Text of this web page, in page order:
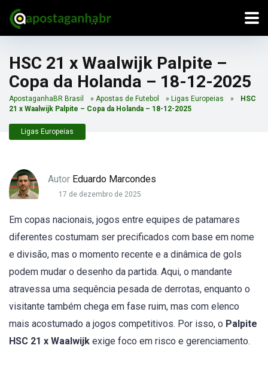
HSC 21 x Waalwijk Palpite –
Copa da Holanda – 18-12-2025
ApostaganhaBR Brasil » Apostas de Futebol » Ligas Europeias »
HSC
21 x Waalwijk Palpite – Copa da Holanda – 18-12-2025
Ligas Europeias
Autor Eduardo Marcondes
17 de dezembro de 2025
Em copas nacionais, jogos entre equipes de patamares
diferentes costumam ser precificados com base em nome
e divisão, mas o momento recente e a dinâmica de gols
podem mudar o desenho da partida. Aqui, o mandante
atravessa uma sequência pesada de derrotas, enquanto o
visitante também chega em fase ruim, mas com elenco
mais acostumado a jogos competitivos. Por isso, o Palpite
HSC 21 x Waalwijk exige foco em risco e gerenciamento.